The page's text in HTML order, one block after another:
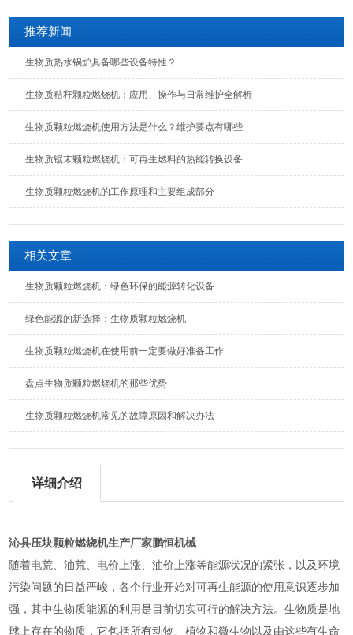
推荐新闻
生物质热水锅炉具备哪些设备特性？
生物质秸秆颗粒燃烧机：应用、操作与日常维护全解析
生物质颗粒燃烧机使用方法是什么？维护要点有哪些
生物质锯末颗粒燃烧机：可再生燃料的热能转换设备
生物质颗粒燃烧机的工作原理和主要组成部分
相关文章
生物质颗粒燃烧机：绿色环保的能源转化设备
绿色能源的新选择：生物质颗粒燃烧机
生物质颗粒燃烧机在使用前一定要做好准备工作
盘点生物质颗粒燃烧机的那些优势
生物质颗粒燃烧机常见的故障原因和解决办法
详细介绍
沁县压块颗粒燃烧机生产厂家鹏恒机械
随着电荒、油荒、电价上涨、油价上涨等能源状况的紧张，以及环境
污染问题的日益严峻，各个行业开始对可再生能源的使用意识逐步加
强，其中生物质能源的利用是目前切实可行的解决方法。生物质是地
球上存在的物质，它包括所有动物、植物和微生物以及由这些有生命